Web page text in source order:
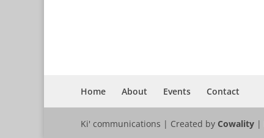
Home About Events Contact
Ki' communications | Created by Cowality |